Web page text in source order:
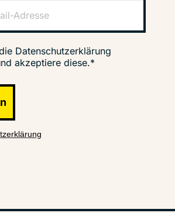
Datenschutzerklärung
akzeptiere diese.*